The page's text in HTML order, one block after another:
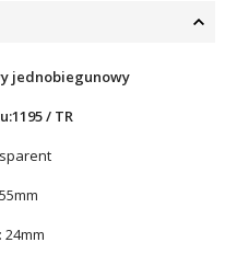
jednobiegunowy
1195 / TR
24mm